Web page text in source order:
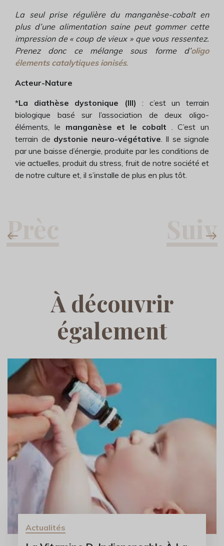
La seul prise régulière du manganèse-cobalt en
plus d’une alimentation saine peut gommer cette
impression de « coup de vieux » que vous ressentez.
Prenez donc ce mélange sous forme d’oligo
élements catalytiques ionisés.
Acteur-Nature
*La diathèse dystonique (III) : c’est un terrain
biologique basé sur l’association de deux oligo-
éléments, le manganèse et le cobalt . C’est un
terrain de dystonie neuro-végétative . Il se signale
par une baisse d’énergie, produite par les conditions de
vie actuelles, produit du stress, fruit de notre société et
de notre culture et, il s’installe de plus en plus tôt.
À découvrir
également
Actualités